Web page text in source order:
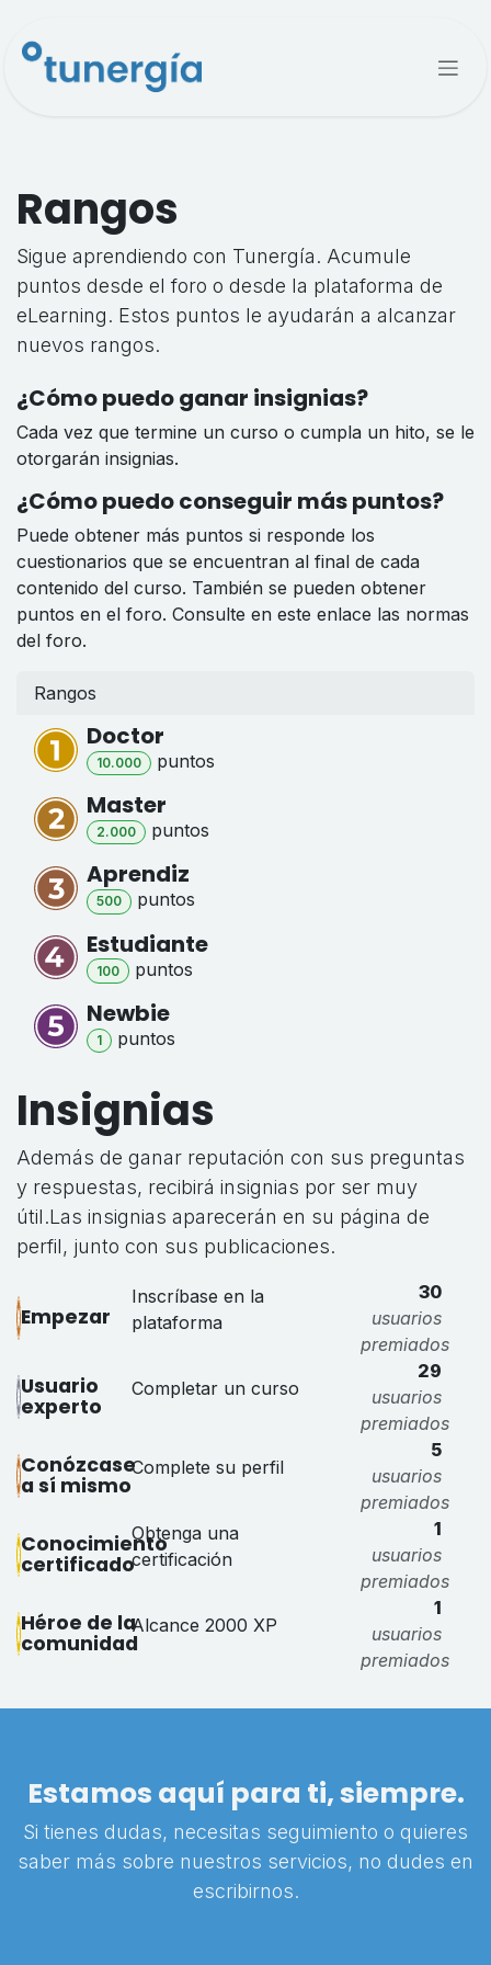
Rangos
Sigue aprendiendo con Tunergía. Acumule
puntos desde el foro o desde la plataforma de
eLearning. Estos puntos le ayudarán a alcanzar
nuevos rangos.
¿Cómo puedo ganar insignias?
Cada vez que termine un curso o cumpla un hito, se le
otorgarán insignias.
¿Cómo puedo conseguir más puntos?
Puede obtener más puntos si responde los
cuestionarios que se encuentran al final de cada
contenido del curso. También se pueden obtener
puntos en el foro. Consulte en este enlace las normas
del foro.
Rangos
Doctor
10.000 puntos
Master
2.000 puntos
Aprendiz
500 puntos
Estudiante
100 puntos
Newbie
1 puntos
Insignias
Además de ganar reputación con sus preguntas
y respuestas, recibirá insignias por ser muy
útil.Las insignias aparecerán en su página de
perfil, junto con sus publicaciones.
Empezar
Inscríbase en la
plataforma
30
usuarios
premiados
Usuario
experto
Completar un curso
29
usuarios
premiados
Conózcase
a sí mismo
Complete su perfil
5
usuarios
premiados
Conocimiento
certificado
Obtenga una
certificación
1
usuarios
premiados
Héroe de la
comunidad
Alcance 2000 XP
1
usuarios
premiados
Estamos aquí para ti, siempre.
Si tienes dudas, necesitas seguimiento o quieres
saber más sobre nuestros servicios, no dudes en
escribirnos.